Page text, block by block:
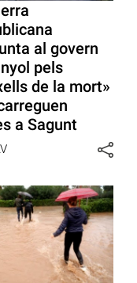
al govern
pels
de la mort»
a Sagunt